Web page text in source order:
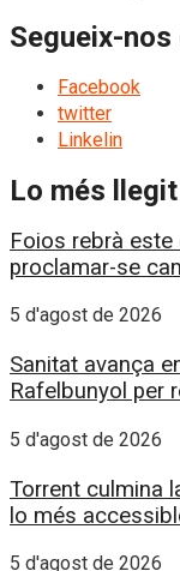
Segueix-nos
Facebook
twitter
Linkelin
Lo més llegit
Foios rebrà este
proclamar-se
5 d'agost de 2026
Sanitat avança
Rafelbunyol per
5 d'agost de 2026
Torrent culmina
lo més
5 d'agost de 2026